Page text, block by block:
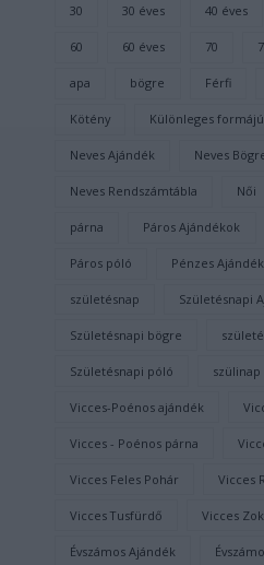
30 30 éves 40 éves
60 60 éves 70
apa bögre Férfi
Kötény Különleges
Neves Ajándék Neves
Neves Rendszámtábla Női
párna Páros Ajándékok
Páros póló Pénzes
születésnap Születésnapi
Születésnapi bögre
Születésnapi póló szülinap
Vicces-Poénos ajándék
Vicces - Poénos párna
Vicces Feles Pohár Vicces
Vicces Tusfürdő Vicces
Évszámos Ajándék